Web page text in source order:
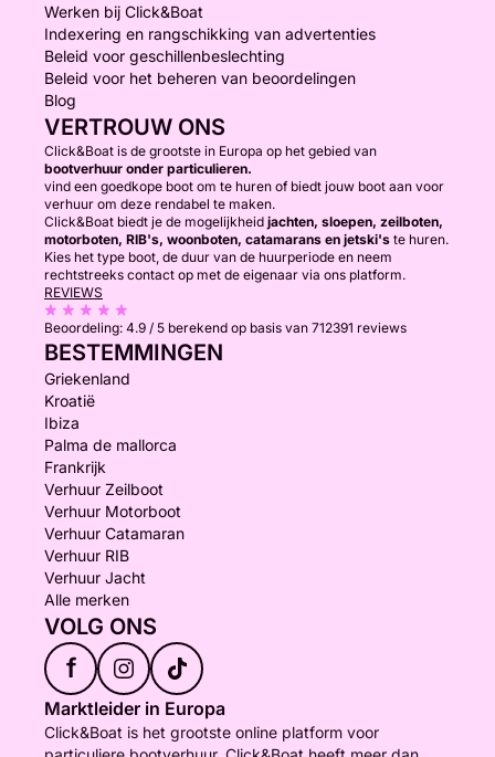
Werken bij Click&Boat
Indexering en rangschikking van advertenties
Beleid voor geschillenbeslechting
Beleid voor het beheren van beoordelingen
Blog
VERTROUW ONS
Click&Boat is de grootste in Europa op het gebied van
bootverhuur onder particulieren.
vind een goedkope boot om te huren of biedt jouw boot aan voor
verhuur om deze rendabel te maken.
Click&Boat biedt je de mogelijkheid jachten, sloepen, zeilboten,
motorboten, RIB's, woonboten, catamarans en jetski's te huren.
Kies het type boot, de duur van de huurperiode en neem
rechtstreeks contact op met de eigenaar via ons platform.
REVIEWS
Beoordeling: 4.9 / 5 berekend op basis van 712391 reviews
BESTEMMINGEN
Griekenland
Kroatië
Ibiza
Palma de mallorca
Frankrijk
Verhuur Zeilboot
Verhuur Motorboot
Verhuur Catamaran
Verhuur RIB
Verhuur Jacht
Alle merken
VOLG ONS
f
Marktleider in Europa
Click&Boat is het grootste online platform voor